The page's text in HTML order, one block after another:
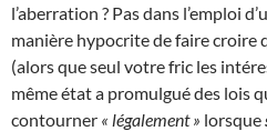
l’aberration ? Pas dans l’emploi
manière hypocrite de faire croire
(alors que seul votre fric les
même état a promulgué des lois
contourner « légalement » lorsque